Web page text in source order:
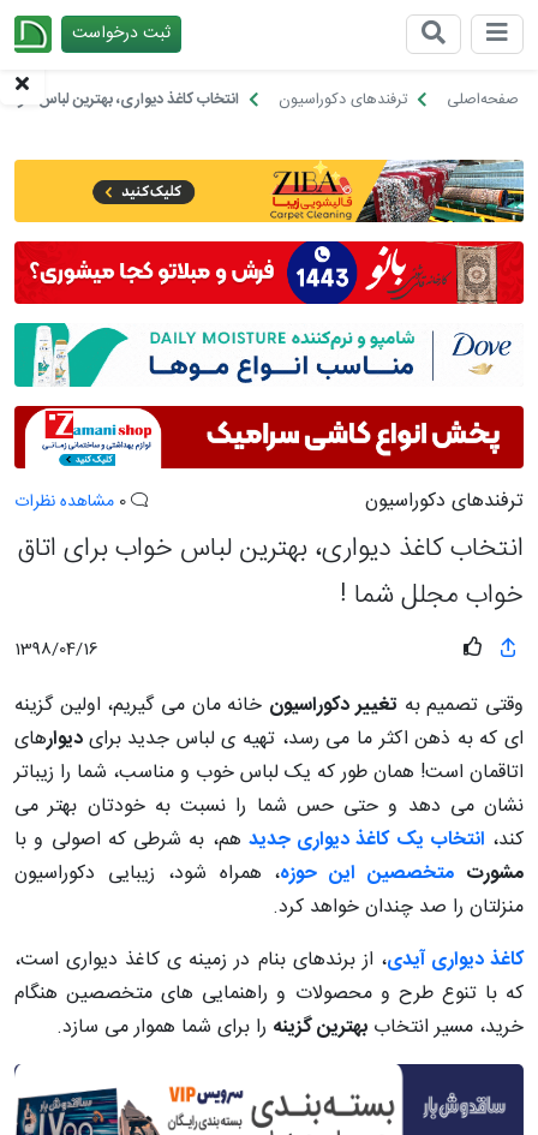
ثبت درخواست
صفحه‌اصلی ترفندهای دکوراسیون انتخاب کاغذ دیواری، بهترین لباس
ترفندهای دکوراسیون مشاهده نظرات
انتخاب کاغذ دیواری، بهترین لباس خواب برای اتاق
خواب مجلل شما !
1398/04/16
وقتی تصمیم به تغییر دکوراسیون خانه مان می گیریم، اولین گزینه
ای که به ذهن اکثر ما می رسد، تهیه ی لباس جدید برایدیوارهای
اتاقمان است! همان طور که یک لباس خوب و مناسب، شما را زیباتر
نشان می دهد و حتی حس شما را نسبت به خودتان بهتر می
کند، انتخاب یک کاغذ دیواری جدید هم، به شرطی که اصولی و با
مشورت متخصصین این حوزه، همراه شود، زیبایی دکوراسیون
منزلتان را صد چندان خواهد کرد.
کاغذ دیواری آیدی، از برندهای بنام در زمینه ی کاغذ دیواری است،
که با تنوع طرح و محصولات و راهنمایی های متخصصین هنگام
خرید، مسیر انتخاب بهترین گزینه را برای شما هموار می سازد.